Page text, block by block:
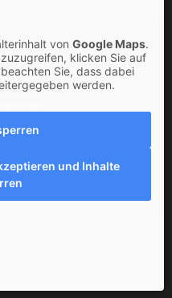
von Google Maps.
klicken Sie auf
Sie, dass dabei
werden.
und Inhalte